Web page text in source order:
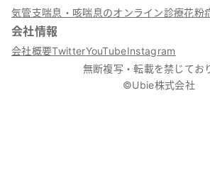
気管支喘息・咳喘息のオンライン診療花粉
会社情報
会社概要TwitterYouTubeInstagram
無断複写・転載を禁じてお
©Ubie株式会社